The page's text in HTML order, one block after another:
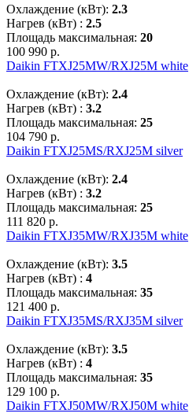
Охлаждение (кВт): 2.3
Нагрев (кВт) : 2.5
Площадь максимальная: 20
100 990 р.
Daikin FTXJ25MW/RXJ25M white
Охлаждение (кВт): 2.4
Нагрев (кВт) : 3.2
Площадь максимальная: 25
104 790 р.
Daikin FTXJ25MS/RXJ25M silver
Охлаждение (кВт): 2.4
Нагрев (кВт) : 3.2
Площадь максимальная: 25
111 820 р.
Daikin FTXJ35MW/RXJ35M white
Охлаждение (кВт): 3.5
Нагрев (кВт) : 4
Площадь максимальная: 35
121 400 р.
Daikin FTXJ35MS/RXJ35M silver
Охлаждение (кВт): 3.5
Нагрев (кВт) : 4
Площадь максимальная: 35
129 100 р.
Daikin FTXJ50MW/RXJ50M white